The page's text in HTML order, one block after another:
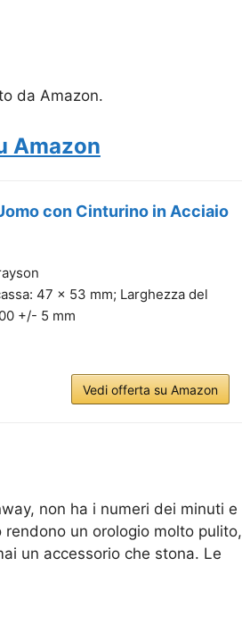
da Amazon.
Amazon
con Cinturino in Acciaio
47 x 53 mm; Larghezza del
+/- 5 mm
Vedi offerta su Amazon
non ha i numeri dei minuti e
rendono un orologio molto pulito,
un accessorio che stona. Le